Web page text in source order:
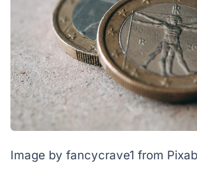
Image by fancycrave1 from